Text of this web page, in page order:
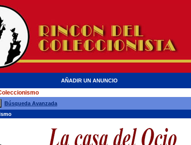
AÑADIR UN ANUNCIO
Búsqueda Avanzada